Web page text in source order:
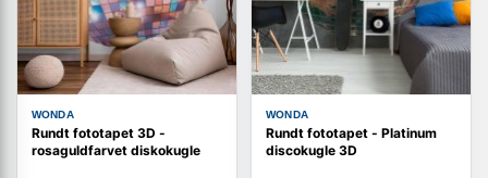
WONDA
Rundt fototapet 3D -
rosaguldfarvet diskokugle
WONDA
Rundt fototapet - Platinum
discokugle 3D